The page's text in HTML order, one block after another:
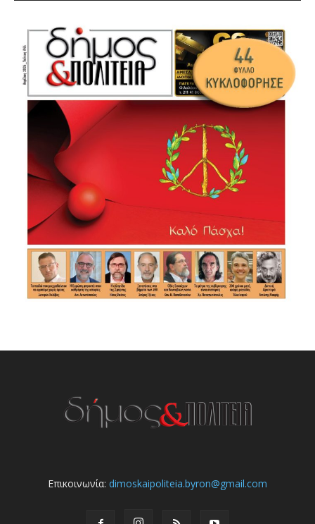
Επικοινωνία: dimoskaipoliteia.byron@gmail.com